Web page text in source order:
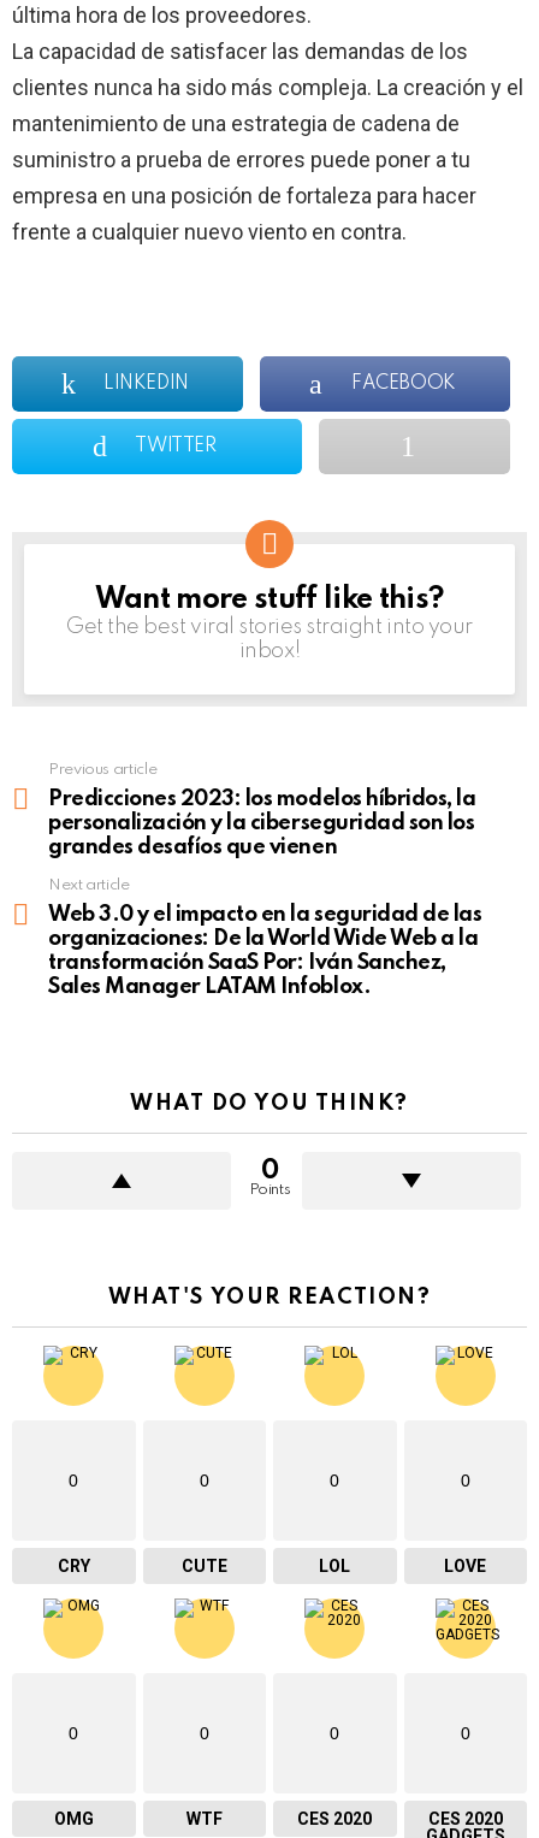
última hora de los proveedores.
La capacidad de satisfacer las demandas de los
clientes nunca ha sido más compleja. La creación y el
mantenimiento de una estrategia de cadena de
suministro a prueba de errores puede poner a tu
empresa en una posición de fortaleza para hacer
frente a cualquier nuevo viento en contra.
LINKEDIN FACEBOOK
TWITTER
NEWSLETTER
Want more stuff like this?
Get the best viral stories straight into your
inbox!
more
Previous article
Predicciones 2023: los modelos híbridos, la
personalización y la ciberseguridad son los
grandes desafíos que vienen
Next article
Web 3.0 y el impacto en la seguridad de las
organizaciones: De la World Wide Web a la
transformación SaaS Por: Iván Sanchez,
Sales Manager LATAM Infoblox.
WHAT DO YOU THINK?
0
Points
WHAT'S YOUR REACTION?
0
CRY
0
CUTE
0
LOL
0
LOVE
0
OMG
0
WTF
0
CES 2020
0
CES 2020